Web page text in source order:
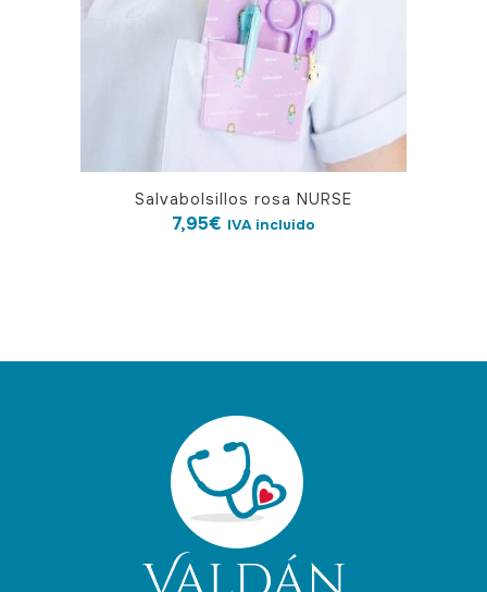
Salvabolsillos rosa NURSE
7,95€ IVA incluido